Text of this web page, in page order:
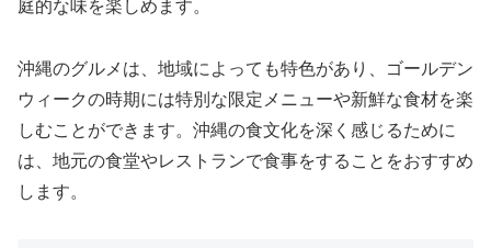
庭的な味を楽しめます。
沖縄のグルメは、地域によっても特色があり、ゴールデン
ウィークの時期には特別な限定メニューや新鮮な食材を楽
しむことができます。沖縄の食文化を深く感じるために
は、地元の食堂やレストランで食事をすることをおすすめ
します。